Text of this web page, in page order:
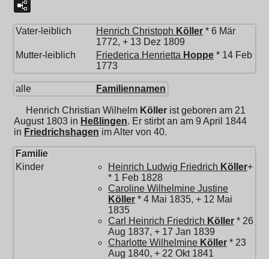
Vater-leiblich Henrich Christoph Köller * 6 Mär
1772, + 13 Dez 1809
Mutter-leiblich
Friederica Henrietta Hoppe * 14 Feb
1773
alle Familiennamen
Henrich Christian Wilhelm Köller ist geboren am 21
August 1803 in Heßlingen. Er stirbt an am 9 April 1844
in Friedrichshagen im Alter von 40.
Familie
Kinder
Heinrich Ludwig Friedrich Köller+
* 1 Feb 1828
Caroline Wilhelmine Justine
Köller * 4 Mai 1835, + 12 Mai
1835
Carl Heinrich Friedrich Köller * 26
Aug 1837, + 17 Jan 1839
Charlotte Wilhelmine Köller * 23
Aug 1840, + 22 Okt 1841